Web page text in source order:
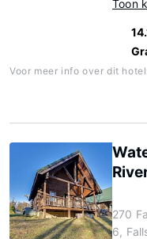
Toon
Voor meer info over dit
270
6,